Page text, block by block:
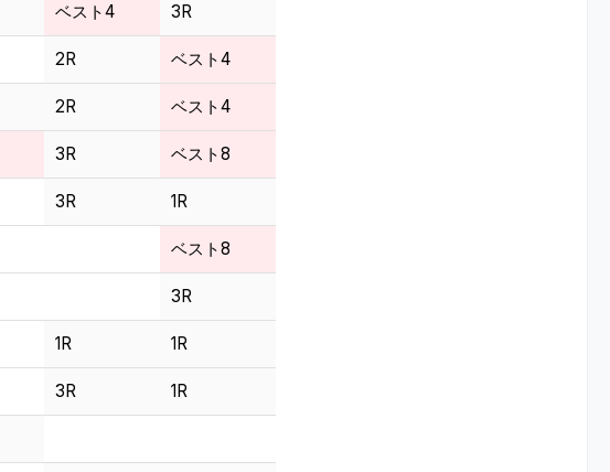
ベスト4 3R
2R ベスト4
2R ベスト4
3R ベスト8
3R 1R
ベスト8
3R
1R 1R
3R 1R